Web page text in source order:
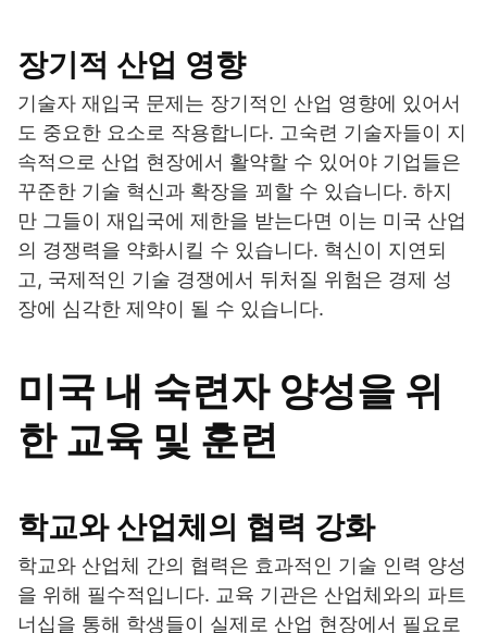
장기적 산업 영향
기술자 재입국 문제는 장기적인 산업 영향에 있어서
도 중요한 요소로 작용합니다. 고숙련 기술자들이 지
속적으로 산업 현장에서 활약할 수 있어야 기업들은
꾸준한 기술 혁신과 확장을 꾀할 수 있습니다. 하지
만 그들이 재입국에 제한을 받는다면 이는 미국 산업
의 경쟁력을 약화시킬 수 있습니다. 혁신이 지연되
고, 국제적인 기술 경쟁에서 뒤처질 위험은 경제 성
장에 심각한 제약이 될 수 있습니다.
미국 내 숙련자 양성을 위
한 교육 및 훈련
학교와 산업체의 협력 강화
학교와 산업체 간의 협력은 효과적인 기술 인력 양성
을 위해 필수적입니다. 교육 기관은 산업체와의 파트
너십을 통해 학생들이 실제로 산업 현장에서 필요로